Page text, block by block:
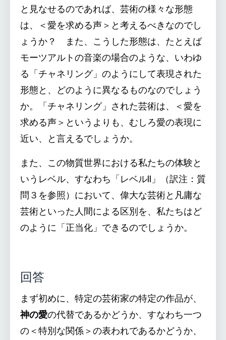
と見なせるのであれば、芸術の様々な形態
は、＜愛を求める声＞と考えるべきなのでし
ょうか？ また、こうした形態は、たとえば
モーツアルトの音楽の場合のような、いわゆ
る「チャネリング」のようにして表現された
形態と、どのように異なるものなのでしょう
か。「チャネリング」された芸術は、＜愛を
求める声＞というよりも、むしろ愛の表現に
近い、と言えるでしょうか。
また、この物質世界における私たちの体験と
いうレベル、すなわち「レベルII」（訳注：質
問３を参照）において、偉大な芸術と凡庸な
芸術といった人間による区別を、私たちはど
のように「正当化」できるのでしょうか。
回答
まず初めに、特定の芸術家の特定の作品が、
神の愛の代替であるかどうか、すなわち一つ
の＜特別な関係＞の表われであるかどうか、